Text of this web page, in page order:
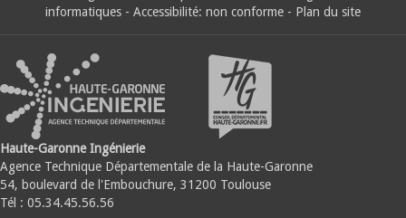
informatiques - Accessibilité: non conforme - Plan du site
Haute-Garonne Ingénierie
Agence Technique Départementale de la Haute-Garonne
54, boulevard de l'Embouchure, 31200 Toulouse
Tél : 05.34.45.56.56